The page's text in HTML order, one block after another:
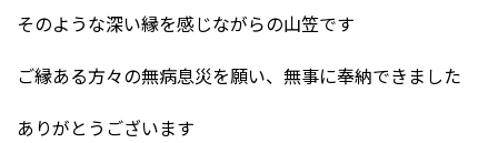
そのような深い縁を感じながらの山笠です
ご縁ある方々の無病息災を願い、無事に奉納できました
ありがとうございます